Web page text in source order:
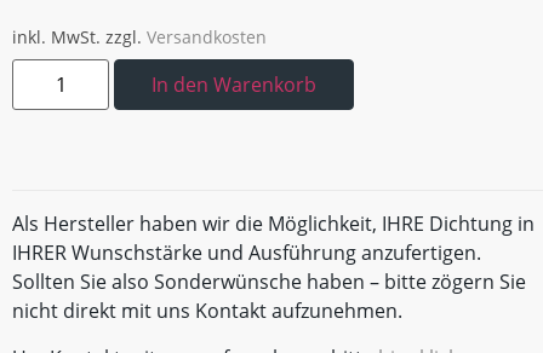
inkl. MwSt. zzgl. Versandkosten
In den Warenkorb
Als Hersteller haben wir die Möglichkeit, IHRE Dichtung in
IHRER Wunschstärke und Ausführung anzufertigen.
Sollten Sie also Sonderwünsche haben – bitte zögern Sie
nicht direkt mit uns Kontakt aufzunehmen.